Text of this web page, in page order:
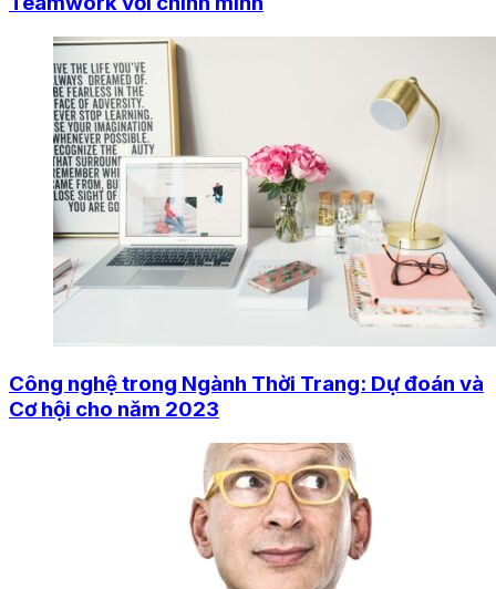
Công nghệ trong Ngành Thời Trang: Dự đoán và
Cơ hội cho năm 2023